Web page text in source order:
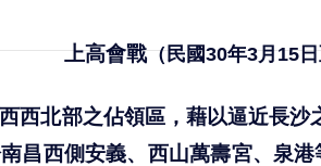
上高會戰（民國30年3月15
西北部之佔領區，藉以逼近長沙
昌西側安義、西山萬壽宮、泉